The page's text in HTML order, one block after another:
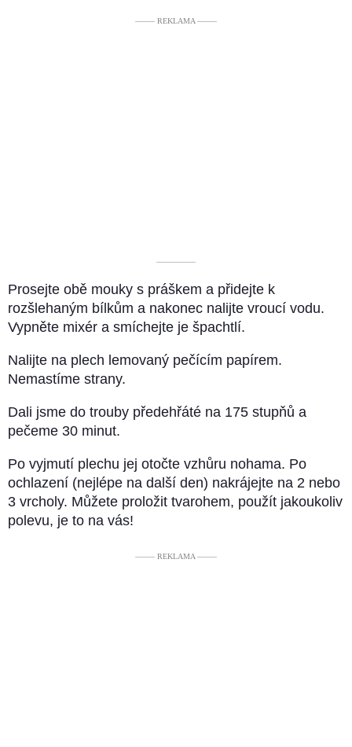
––––– REKLAMA –––––
––––––––––
Prosejte obě mouky s práškem a přidejte k
rozšlehaným bílkům a nakonec nalijte vroucí vodu.
Vypněte mixér a smíchejte je špachtlí.
Nalijte na plech lemovaný pečícím papírem.
Nemastíme strany.
Dali jsme do trouby předehřáté na 175 stupňů a
pečeme 30 minut.
Po vyjmutí plechu jej otočte vzhůru nohama. Po
ochlazení (nejlépe na další den) nakrájejte na 2 nebo
3 vrcholy. Můžete proložit tvarohem, použít jakoukoliv
polevu, je to na vás!
––––– REKLAMA –––––